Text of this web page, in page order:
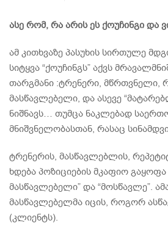
ასე რომ, რა არის ეს ქოუჩინგი და
ამ კითხვაზე პასუხის სირთულე
სიტყვა “ქოუჩინგს” აქვს
თარგმანი :ტრენერი, მწრთვნელი,
მასწავლებელი, და ასევე
ნიშნავს… თუმცა ნაკლებად
მნიშვნელობასთან, რასაც
ტრენერის, მასწავლებლის,
ხდება პოზიციების მკაფიო გაყოფა
მასწავლებელი” და “მოსწავლე”.
მასწავლებელმა იცის, როგორ
(კლიენტს).